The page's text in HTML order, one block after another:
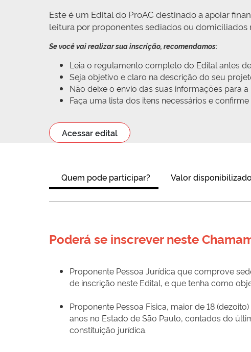
Este é um Edital do ProAC destinado a apoiar
leitura por proponentes sediados ou domiciliados
Se você vai realizar sua inscrição, recomendamos:
Leia o regulamento completo do Edital antes
Seja objetivo e claro na descrição do seu
Não deixe o envio das suas informações para
Faça uma lista dos itens necessários e
Acessar edital
Quem pode participar? Valor disponibilizado
Poderá se inscrever neste
Proponente Pessoa Jurídica que comprove
de inscrição neste Edital, e que tenha como
Proponente Pessoa Física, maior de 18
anos no Estado de São Paulo, contados do
constituição jurídica.